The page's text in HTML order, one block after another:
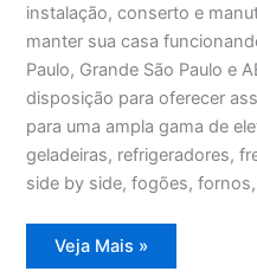
instalação, conserto e
manter sua casa
Paulo, Grande São Paulo e
disposição para oferecer
para uma ampla gama de
geladeiras, refrigeradores,
side by side, fogões,
Assistência
Técnica
Veja Mais »